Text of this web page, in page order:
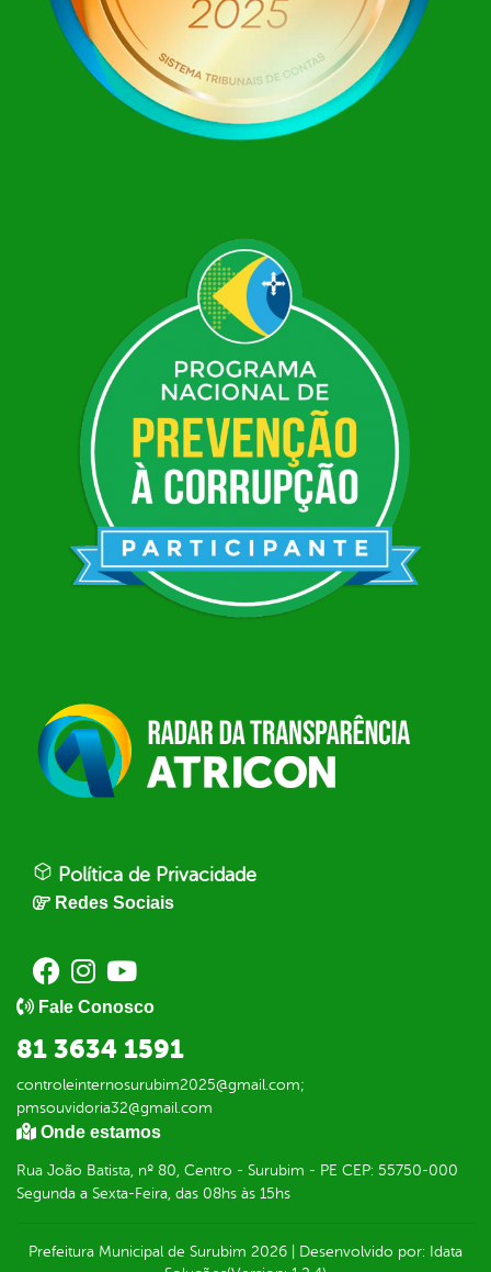
Política de Privacidade
Redes Sociais
Fale Conosco
81 3634 1591
controleinternosurubim2025@gmail.com;
pmsouvidoria32@gmail.com
Onde estamos
Rua João Batista, nº 80, Centro - Surubim - PE CEP: 55750-000
Segunda a Sexta-Feira, das 08hs às 15hs
Prefeitura Municipal de Surubim 2026 Desenvolvido por: Idata